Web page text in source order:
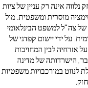
רק עניין של ציות
ומשפטית. מול
למשפט הבינלאומי
ידי יישום קפדני של
לבין המחויבות
של מדינה
במורכבויות משפטיות